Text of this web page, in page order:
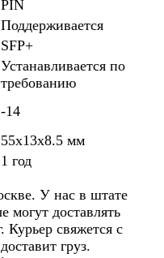
PIN
Поддерживается
SFP+
Устанавливается по
требованию
-14
55x13x8.5 мм
1 год
У нас в штате
могут доставлять
Курьер свяжется с
груз.